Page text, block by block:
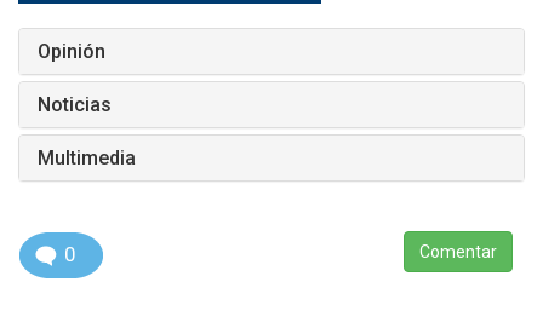
Opinión
Noticias
Multimedia
0 Comentar